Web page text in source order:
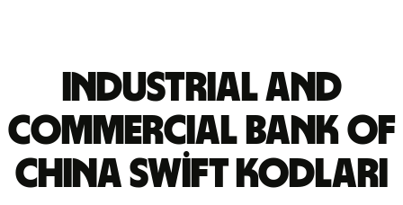
INDUSTRIAL AND
COMMERCIAL BANK OF
CHINA Swift kodları